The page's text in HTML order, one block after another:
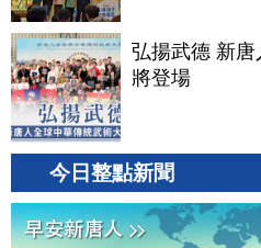
弘揚武德 新
將登場
今日整點新聞